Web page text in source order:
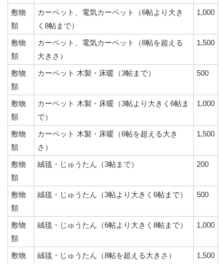
敷物
類
カーペット、電気カーペット（6帖より大き
く8帖まで）
1,000
敷物
類
カーペット、電気カーペット（8帖を超える
大きさ）
1,500
敷物
類
カーペット 木製・床暖（3帖まで） 500
敷物
類
カーペット 木製・床暖（3帖より大きく6帖ま
で）
1,000
敷物
類
カーペット 木製・床暖（6帖を超える大き
さ）
1,500
敷物
類
絨毯・じゅうたん（3帖まで） 200
敷物
類
絨毯・じゅうたん（3帖より大きく6帖まで） 500
敷物
類
絨毯・じゅうたん（6帖より大きく8帖まで） 1,000
敷物
絨毯・じゅうたん（8帖を超える大きさ） 1,500